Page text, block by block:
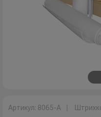
Артикул: 8065-A